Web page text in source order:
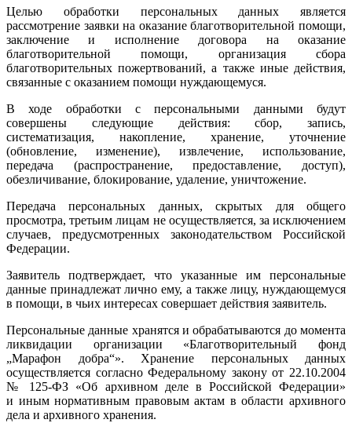
Целью обработки персональных данных является
рассмотрение заявки на оказание благотворительной помощи,
заключение и исполнение договора на оказание
благотворительной помощи, организация сбора
благотворительных пожертвований, а также иные действия,
связанные с оказанием помощи нуждающемуся.
В ходе обработки с персональными данными будут
совершены следующие действия: сбор, запись,
систематизация, накопление, хранение, уточнение
(обновление, изменение), извлечение, использование,
передача (распространение, предоставление, доступ),
обезличивание, блокирование, удаление, уничтожение.
Передача персональных данных, скрытых для общего
просмотра, третьим лицам не осуществляется, за исключением
случаев, предусмотренных законодательством Российской
Федерации.
Заявитель подтверждает, что указанные им персональные
данные принадлежат лично ему, а также лицу, нуждающемуся
в помощи, в чьих интересах совершает действия заявитель.
Персональные данные хранятся и обрабатываются до момента
ликвидации организации «Благотворительный фонд
„Марафон добра“». Хранение персональных данных
осуществляется согласно Федеральному закону от 22.10.2004
№ 125-ФЗ «Об архивном деле в Российской Федерации»
и иным нормативным правовым актам в области архивного
дела и архивного хранения.